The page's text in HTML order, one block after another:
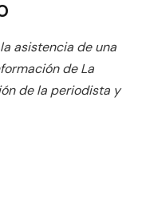
asistencia de una
de La
de la periodista y